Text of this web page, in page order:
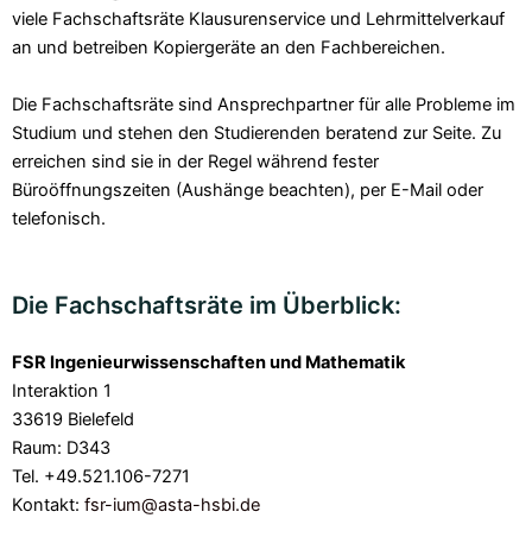
viele Fachschaftsräte Klausurenservice und Lehrmittelverkauf
an und betreiben Kopiergeräte an den Fachbereichen.
Die Fachschaftsräte sind Ansprechpartner für alle Probleme im
Studium und stehen den Studierenden beratend zur Seite. Zu
erreichen sind sie in der Regel während fester
Büroöffnungszeiten (Aushänge beachten), per E-Mail oder
telefonisch.
Die Fachschaftsräte im Überblick:
FSR Ingenieurwissenschaften und Mathematik
Interaktion 1
33619 Bielefeld
Raum: D343
Tel. +49.521.106-7271
Kontakt: fsr-ium@asta-hsbi.de